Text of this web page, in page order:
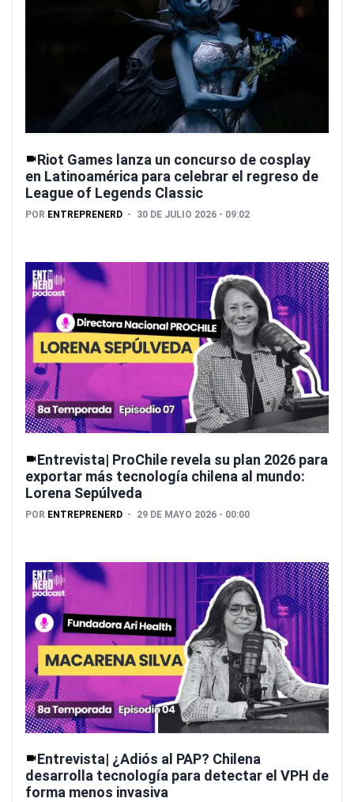
Riot Games lanza un concurso de cosplay
en Latinoamérica para celebrar el regreso de
League of Legends Classic
POR ENTREPRENERD 30 DE JULIO 2026 - 09:02
Entrevista| ProChile revela su plan 2026 para
exportar más tecnología chilena al mundo:
Lorena Sepúlveda
POR ENTREPRENERD 29 DE MAYO 2026 - 00:00
Entrevista| ¿Adiós al PAP? Chilena
desarrolla tecnología para detectar el VPH de
forma menos invasiva